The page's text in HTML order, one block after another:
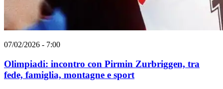
07/02/2026 - 7:00
Olimpiadi: incontro con Pirmin Zurbriggen, tra
fede, famiglia, montagne e sport